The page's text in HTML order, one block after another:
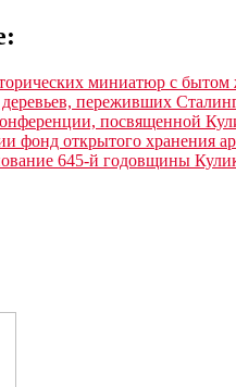
миниатюр с
переживших
посвященной
фонд открытого хранения
645-й годовщины